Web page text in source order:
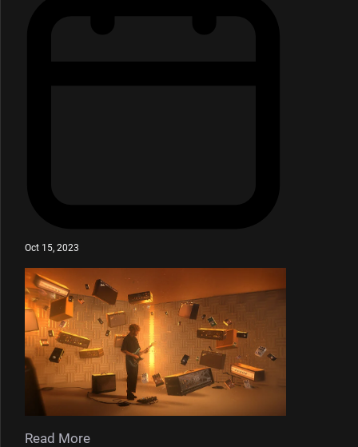
Oct 15, 2023
Read More